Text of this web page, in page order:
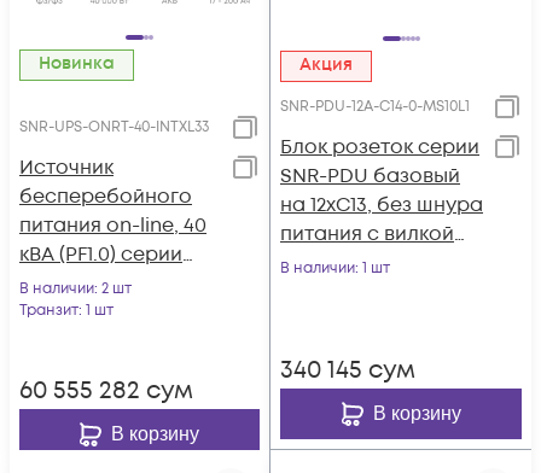
Новинка
SNR-UPS-ONRT-40-INTXL33
Источник
бесперебойного
питания on-line, 40
кВА (PF1.0) серии
Intelligent
В наличии: 2 шт
Транзит: 1 шт
60 555 282 сум
В корзину
Акция
SNR-PDU-12A-C14-0-MS10L1
Блок розеток серии
SNR-PDU базовый
на 12xC13, без шнура
питания с вилкой
C14, 10A
В наличии: 1 шт
340 145 сум
В корзину